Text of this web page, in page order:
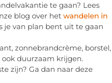
te gaan? Lees
blog over het wandelen in
je van plan bent uit te gaan
zonnebrandcrème, borstel,
duurzaam krijgen.
zijn? Ga dan naar deze